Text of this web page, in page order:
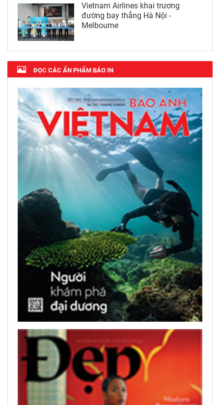
Vietnam Airlines khai trương
đường bay thẳng Hà Nội -
Melbourne
ĐỌC CÁC ẤN PHẨM BÁO IN